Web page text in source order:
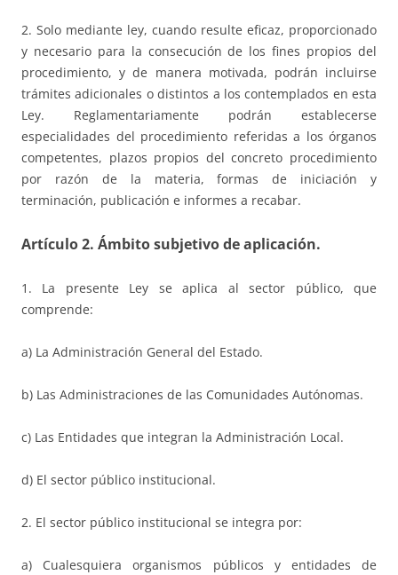
2. Solo mediante ley, cuando resulte eficaz, proporcionado
y necesario para la consecución de los fines propios del
procedimiento, y de manera motivada, podrán incluirse
trámites adicionales o distintos a los contemplados en esta
Ley. Reglamentariamente podrán establecerse
especialidades del procedimiento referidas a los órganos
competentes, plazos propios del concreto procedimiento
por razón de la materia, formas de iniciación y
terminación, publicación e informes a recabar.
Artículo 2. Ámbito subjetivo de aplicación.
1. La presente Ley se aplica al sector público, que
comprende:
a) La Administración General del Estado.
b) Las Administraciones de las Comunidades Autónomas.
c) Las Entidades que integran la Administración Local.
d) El sector público institucional.
2. El sector público institucional se integra por:
a) Cualesquiera organismos públicos y entidades de